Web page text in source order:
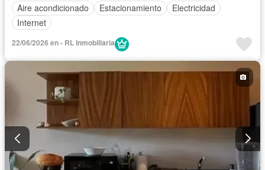
Aire acondicionado
Estacionamiento
Electricidad
Internet
22/06/2026 en - RL Inmobiliaria